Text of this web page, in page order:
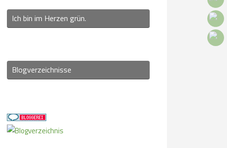
Ich bin im Herzen grün.
Blogverzeichnisse